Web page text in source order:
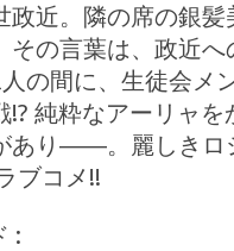
政近。隣の席の銀
の言葉は、政近へ
の間に、生徒会メ
純粋なアーリャ
あり――。麗しきロ
ブコメ!!
: